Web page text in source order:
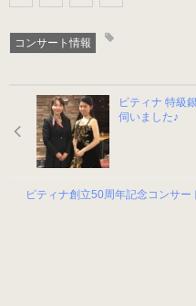
（ヒールアップ3.5cm高）
男女兼用（ヒール高2cm）
コンサート情報
ピティナ 特級
伺いました♪
ピティナ創立50周年記念コンサー